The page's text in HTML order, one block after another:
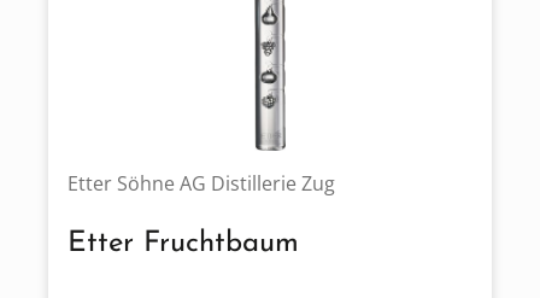
Etter Söhne AG Distillerie Zug
Etter Fruchtbaum